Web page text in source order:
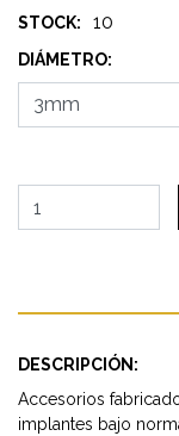
STOCK: 10
DIÁMETRO:
DESCRIPCIÓN:
Accesorios
implantes bajo